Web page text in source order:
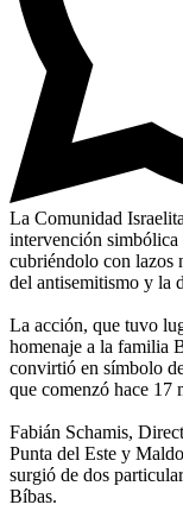
La Comunidad
intervención
cubriéndolo con lazos
del antisemitismo y la
La acción, que tuvo
homenaje a la familia
convirtió en símbolo
que comenzó hace 17
Fabián Schamis,
Punta del Este y
surgió de dos
Bíbas.